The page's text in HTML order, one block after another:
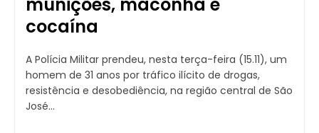
munições, maconha e
cocaína
A Polícia Militar prendeu, nesta terça-feira (15.11), um
homem de 31 anos por tráfico ilícito de drogas,
resistência e desobediência, na região central de São
José...